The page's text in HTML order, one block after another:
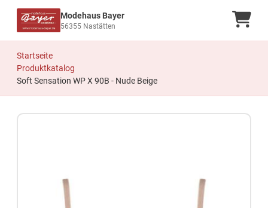
Modehaus Bayer
56355 Nastätten
Startseite
Produktkatalog
Soft Sensation WP X 90B - Nude Beige